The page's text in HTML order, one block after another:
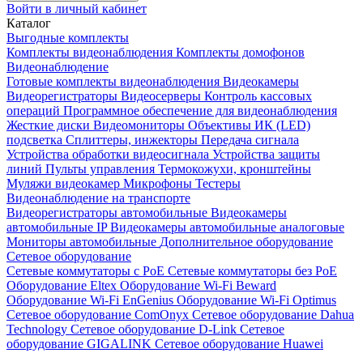
Войти в личный кабинет
Каталог
Выгодные комплекты
Комплекты видеонаблюдения Комплекты домофонов
Видеонаблюдение
Готовые комплекты видеонаблюдения Видеокамеры
Видеорегистраторы Видеосерверы Контроль кассовых
операций Программное обеспечение для видеонаблюдения
Жесткие диски Видеомониторы Объективы ИК (LED)
подсветка Сплиттеры, инжекторы Передача сигнала
Устройства обработки видеосигнала Устройства защиты
линий Пульты управления Термокожухи, кронштейны
Муляжи видеокамер Микрофоны Тестеры
Видеонаблюдение на транспорте
Видеорегистраторы автомобильные Видеокамеры
автомобильные IPВидеокамеры автомобильные аналоговые
Мониторы автомобильные Дополнительное оборудование
Сетевое оборудование
Сетевые коммутаторы с РоЕ Сетевые коммутаторы без РоЕ
Оборудование Eltex Оборудование Wi-Fi Beward
Оборудование Wi-Fi EnGenius Оборудование Wi-Fi Optimus
Сетевое оборудование ComOnyx Сетевое оборудование Dahua
Technology Сетевое оборудование D-Link Сетевое
оборудование GIGALINK Сетевое оборудование Huawei